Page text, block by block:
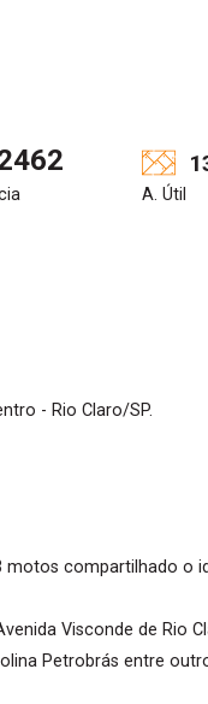
A. Útil
- Rio Claro/SP.
compartilhado o
Visconde de Rio
Petrobrás entre